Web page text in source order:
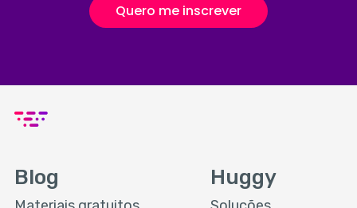
Quero me inscrever
Blog Huggy